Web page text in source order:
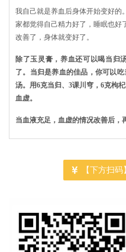
我自己就是养血后身体开始变好的
家都觉得自己精力好了，睡眠也好
改善了，身体就变好了。
除了玉灵膏，养血还可以喝当归
了。当归是养血的佳品，你可以
汤。用6克当归、3课川穹，6克枸
血虚。
当血液充足，血虚的情况改善后，
【下方扫